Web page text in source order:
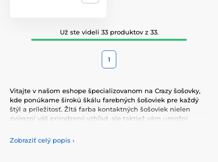
Už ste videli 33 produktov z 33.
1
Vitajte v našom eshope špecializovanom na Crazy šošovky,
kde ponúkame širokú škálu farebných šošoviek pre každý
štýl a príležitosť. Žltá farba kontaktných šošoviek nielen
zvýrazní váš prirodzený vzhľad, ale taktiež vám umožní
pestrej ponuky farebných šošoviek, ktoré vám poskytnú
komfort a bezpečnosť po celý deň. Pridajte do svojho života
Zobraziť celý popis ›